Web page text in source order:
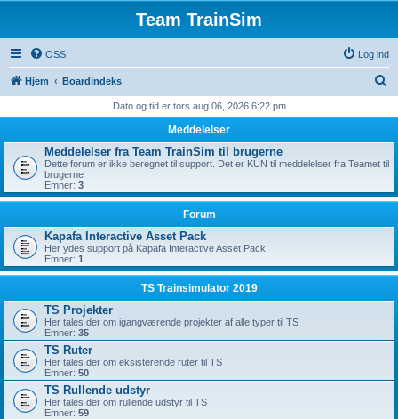
Team TrainSim
OSS Log ind
Hjem Boardindeks
Dato og tid er tors aug 06, 2026 6:22 pm
Meddelelser
Meddelelser fra Team TrainSim til brugerne
Dette forum er ikke beregnet til support. Det er KUN til meddelelser fra Teamet til
brugerne
Emner: 3
Forum
Kapafa Interactive Asset Pack
Her ydes support på Kapafa Interactive Asset Pack
Emner: 1
TS Trainsimulator 2019
TS Projekter
Her tales der om igangværende projekter af alle typer til TS
Emner: 35
TS Ruter
Her tales der om eksisterende ruter til TS
Emner: 50
TS Rullende udstyr
Her tales der om rullende udstyr til TS
Emner: 59